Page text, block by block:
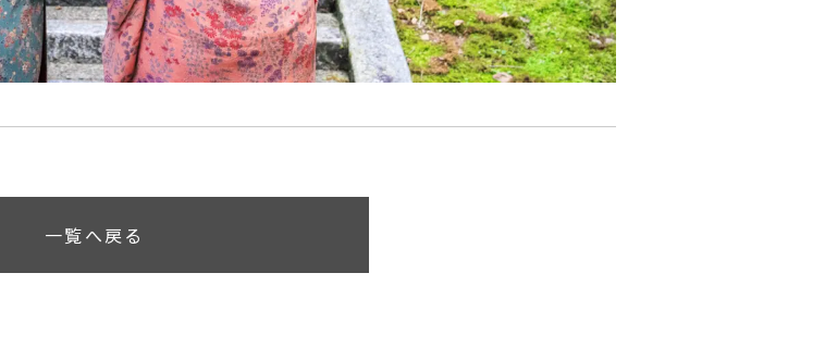
一覧へ戻る